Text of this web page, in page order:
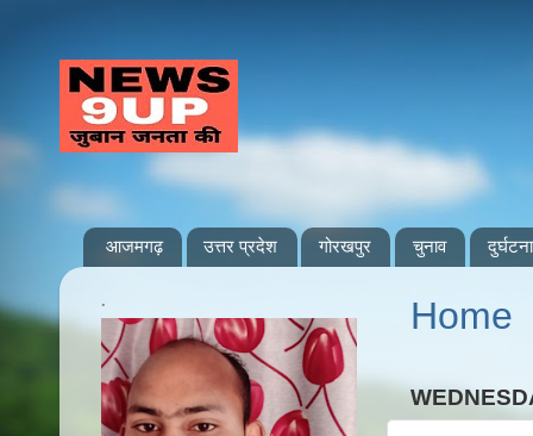
आजमगढ़ उत्तर प्रदेश गोरखपुर चुनाव दुर्घटना
Home
.